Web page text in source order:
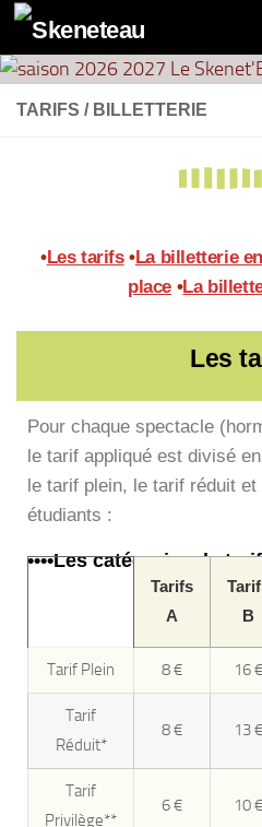
Panneau de gestion des cookies
principal
Skip to content
TARIFS / BILLETTERIE
•Les tarifs•La billetterie
place •La
Les
Pour chaque spectacle
le tarif appliqué est divisé
le tarif plein, le tarif réduit
étudiants :
••••Les catégories de
Tarifs
A
B
Tarif Plein 8 € 16 €
Tarif
Réduit*
8 € 13 €
Tarif
Privilège**
6 € 10 €